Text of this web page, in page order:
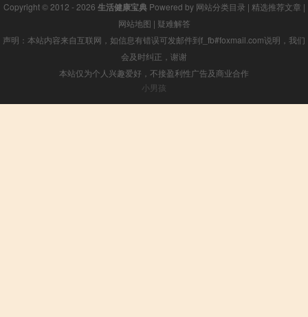
Copyright © 2012 - 2026 生活健康宝典Powered by 网站分类目录 | 精选推荐文章 |
网站地图 | 疑难解答
声明：本站内容来自互联网，如信息有错误可发邮件到f_fb#foxmail.com说明，我们
会及时纠正，谢谢
本站仅为个人兴趣爱好，不接盈利性广告及商业合作
小男孩